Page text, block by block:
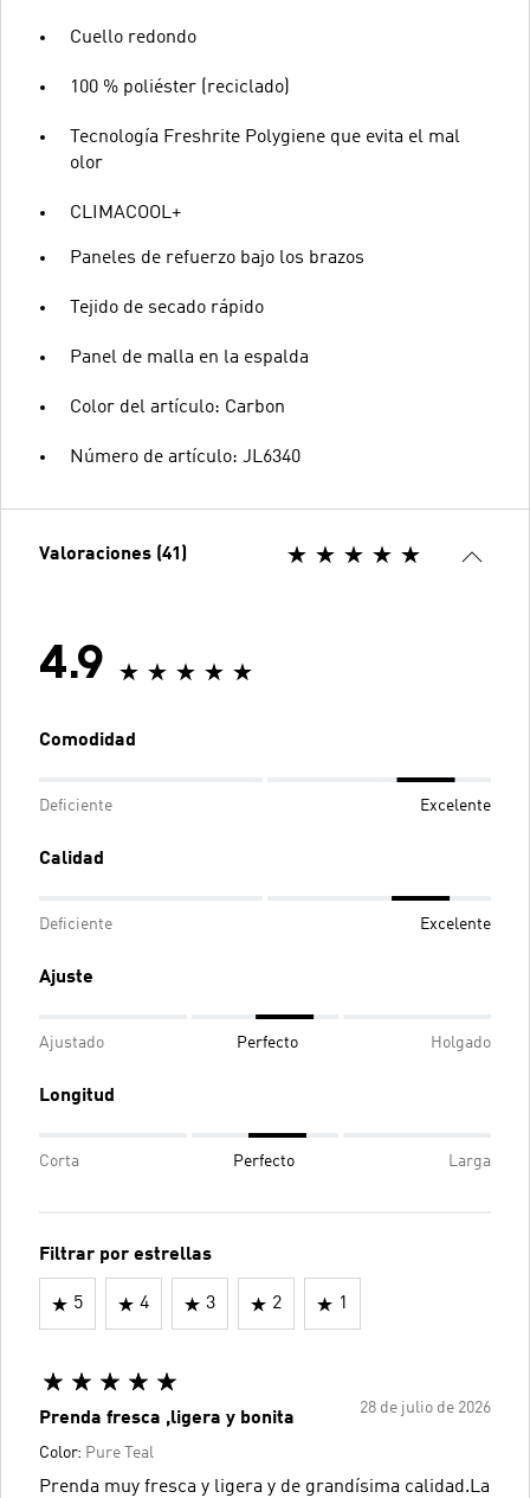
Cuello redondo
100 % poliéster (reciclado)
Tecnología Freshrite Polygiene que evita el mal
olor
CLIMACOOL+
Paneles de refuerzo bajo los brazos
Tejido de secado rápido
Panel de malla en la espalda
Color del artículo: Carbon
Número de artículo: JL6340
Valoraciones (41)
4.9
Comodidad
Deficiente Excelente
Calidad
Deficiente Excelente
Ajuste
Ajustado Perfecto Holgado
Longitud
Corta Perfecto Larga
Filtrar por estrellas
5 4 3 2 1
28 de julio de 2026
Prenda fresca ,ligera y bonita
Color: Pure Teal
Prenda muy fresca y ligera y de grandísima calidad.La